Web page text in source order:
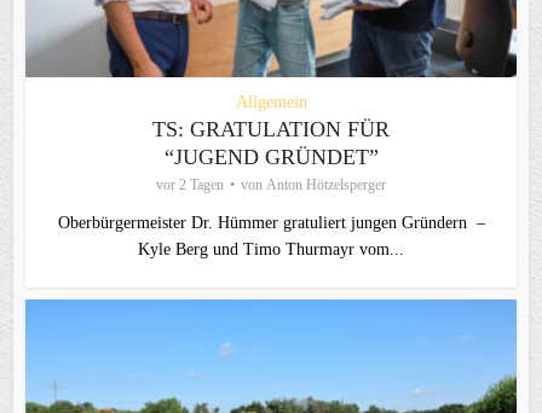
Allgemein
TS: GRATULATION FÜR
“JUGEND GRÜNDET”
vor 2 Tagen von Anton Hötzelsperger
Oberbürgermeister Dr. Hümmer gratuliert jungen Gründern –
Kyle Berg und Timo Thurmayr vom...